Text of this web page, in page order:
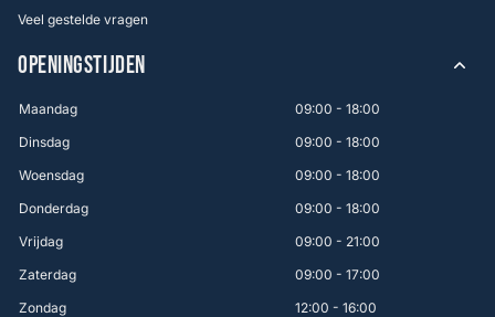
Veel gestelde vragen
OPENINGSTIJDEN
Maandag
09:00 - 18:00
Dinsdag
09:00 - 18:00
Woensdag
09:00 - 18:00
Donderdag
09:00 - 18:00
Vrijdag
09:00 - 21:00
Zaterdag
09:00 - 17:00
Zondag
12:00 - 16:00